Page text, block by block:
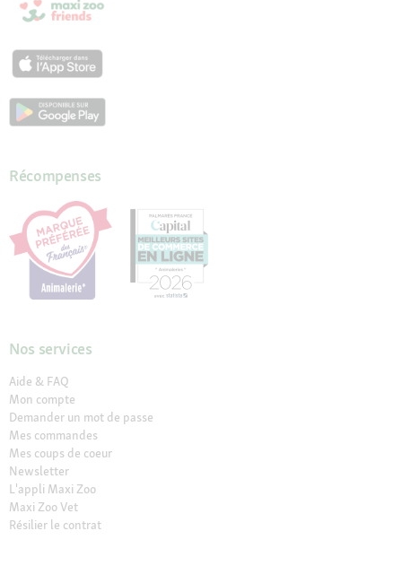
Récompenses
Nos services
Aide & FAQ
Mon compte
Demander un mot de passe
Mes commandes
Mes coups de coeur
Newsletter
L'appli Maxi Zoo
Maxi Zoo Vet
Résilier le contrat